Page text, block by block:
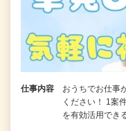
仕事内容
おうちでお仕事
ください！ 1案
を有効活用でき